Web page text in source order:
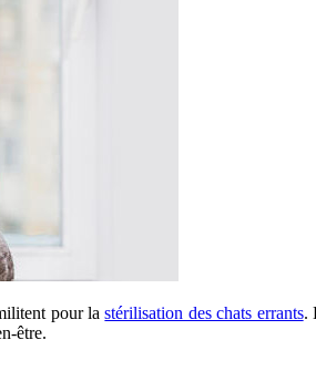
pour lastérilisation des chats errants.
être.